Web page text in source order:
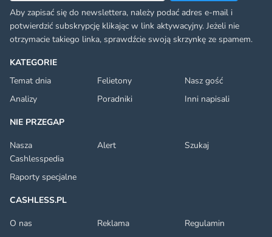
KATEGORIE
Temat dnia
Felietony
Nasz gość
Analizy
Poradniki
Inni napisali
NIE PRZEGAP
Nasza
Cashlesspedia
Alert Szukaj
Raporty specjalne
CASHLESS.PL
O nas
Reklama
Regulamin
Aby zapisać się do newslettera, należy podać adres e-mail i
potwierdzić subskrypcję klikając w link aktywacyjny. Jeżeli nie
otrzymacie takiego linka, sprawdźcie swoją skrzynkę ze spamem.